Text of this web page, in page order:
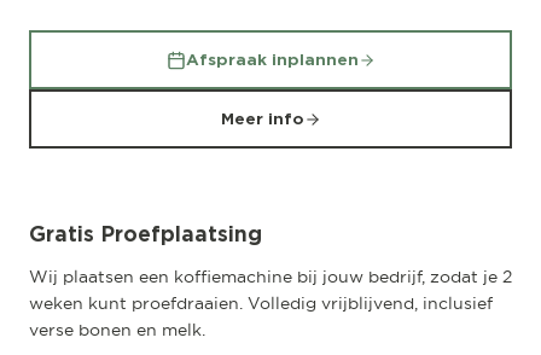
Afspraak inplannen
Meer info
Gratis Proefplaatsing
Wij plaatsen een koffiemachine bij jouw bedrijf, zodat je 2
weken kunt proefdraaien. Volledig vrijblijvend, inclusief
verse bonen en melk.